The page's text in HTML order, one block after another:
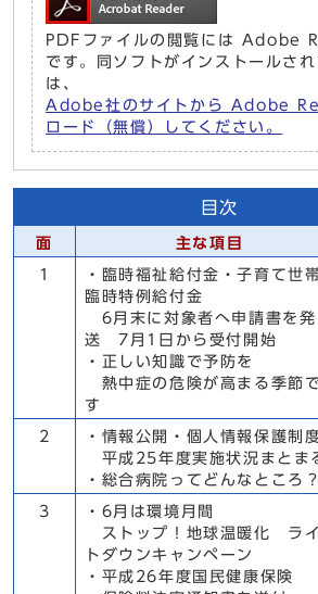
PDFファイルの閲覧には Adobe
です。同ソフトがインストールさ
は、
Adobe社のサイトから Adobe
ロード（無償）してください。
目次
面 主な項目
1
・臨時福祉給付金・子育て世
臨時特例給付金
6月末に対象者へ申請書を発
送 7月1日から受付開始
・正しい知識で予防を
熱中症の危険が高まる季節
す
2
・情報公開・個人情報保護制
平成25年度実施状況まとま
・総合病院ってどんなところ？
3
・6月は環境月間
ストップ！地球温暖化 ライ
トダウンキャンペーン
・平成26年度国民健康保険